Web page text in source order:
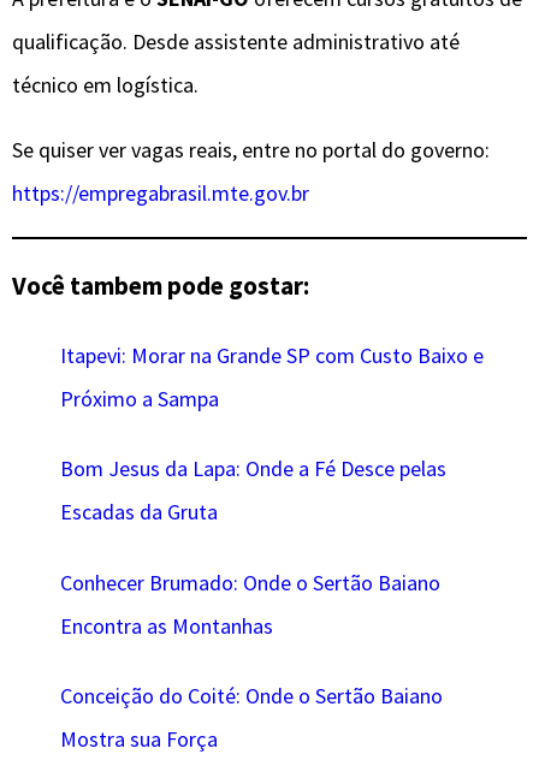
qualificação. Desde assistente administrativo até
técnico em logística.
Se quiser ver vagas reais, entre no portal do governo:
https://empregabrasil.mte.gov.br
Você tambem pode gostar:
Itapevi: Morar na Grande SP com Custo Baixo e
Próximo a Sampa
Bom Jesus da Lapa: Onde a Fé Desce pelas
Escadas da Gruta
Conhecer Brumado: Onde o Sertão Baiano
Encontra as Montanhas
Conceição do Coité: Onde o Sertão Baiano
Mostra sua Força